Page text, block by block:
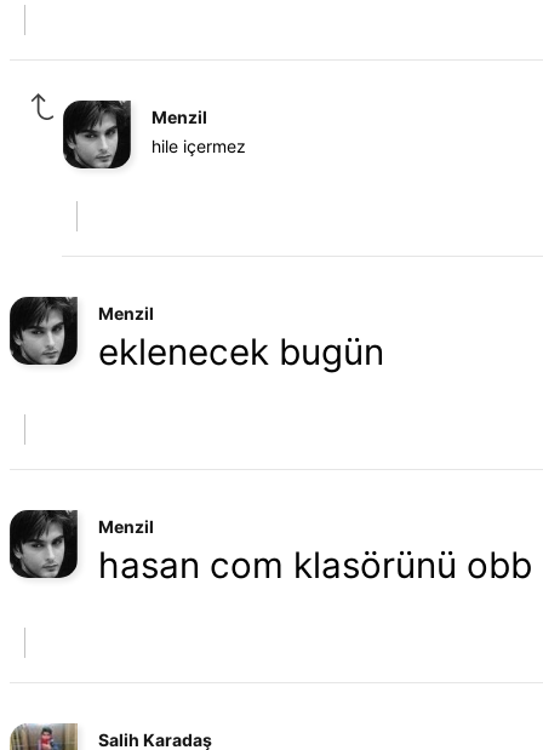
Menzil
hile içermez
Menzil
eklenecek bugün
Menzil
hasan com klasörünü obb
Salih Karadaş